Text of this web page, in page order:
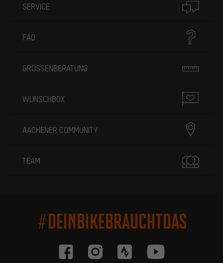
SERVICE
FAQ
GRÖSSENBERATUNG
WUNSCHBOX
AACHENER COMMUNITY
TEAM
#DEINBIKEBRAUCHTDAS